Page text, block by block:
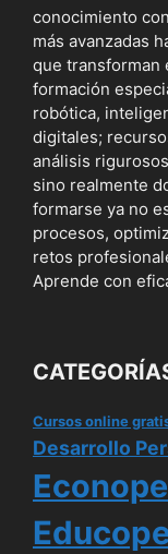
conocimiento
más avanzadas
que transforman
formación
robótica,
digitales;
análisis
sino realmente
formarse ya no
procesos,
retos
Aprende con
Cursos online
Desarrollo